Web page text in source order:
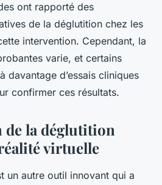
ont rapporté des
de la déglutition chez les
intervention. Cependant, la
varie, et certains
davantage d’essais cliniques
confirmer ces résultats.
de la déglutition
virtuelle
un autre outil innovant qui a